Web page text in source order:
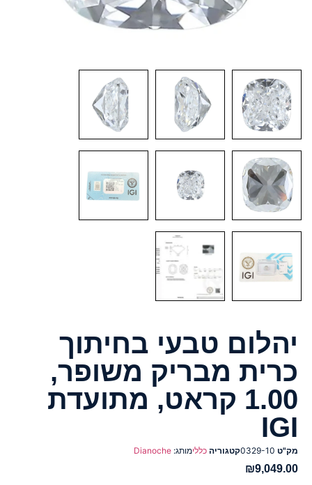
יהלום טבעי בחיתוך
כרית מבריק משופר,
1.00 קראט, מתועדת
IGI
מק"ט 0329-10קטגוריה כללימותג: Dianoche
₪9,049.00